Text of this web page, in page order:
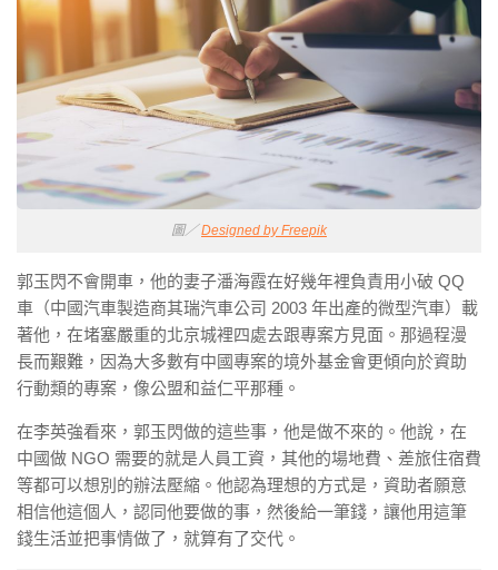
圖／Designed by Freepik
郭玉閃不會開車，他的妻子潘海霞在好幾年裡負責用小破 QQ
車（中國汽車製造商其瑞汽車公司 2003 年出產的微型汽車）載
著他，在堵塞嚴重的北京城裡四處去跟專案方見面。那過程漫
長而艱難，因為大多數有中國專案的境外基金會更傾向於資助
行動類的專案，像公盟和益仁平那種。
在李英強看來，郭玉閃做的這些事，他是做不來的。他說，在
中國做 NGO 需要的就是人員工資，其他的場地費、差旅住宿費
等都可以想別的辦法壓縮。他認為理想的方式是，資助者願意
相信他這個人，認同他要做的事，然後給一筆錢，讓他用這筆
錢生活並把事情做了，就算有了交代。